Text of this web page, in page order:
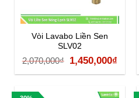
Vòi Lavabo Liền Sen
SLV02
2,070,000₫
Giá
gốc
1,450,000₫
hiện
tại